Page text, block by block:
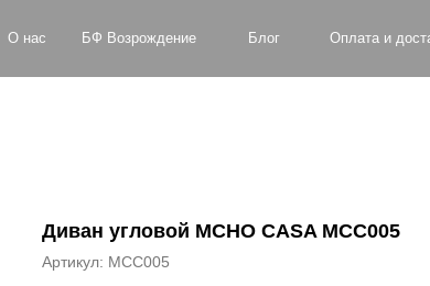
Монтаж
Оплата и доставка
БФ Возрождение Блог
Диван угловой MCHO CASA MCC005
Артикул: MCC005